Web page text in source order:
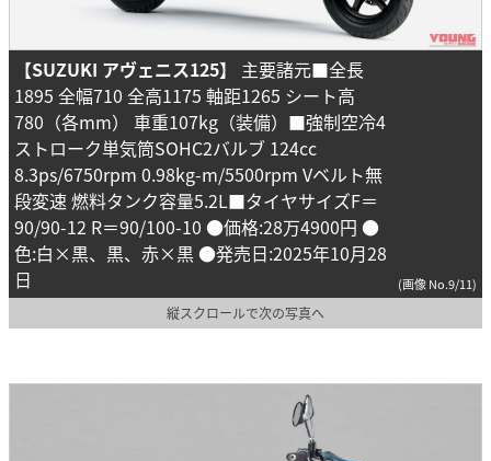
【SUZUKI アヴェニス125】
主要諸元■全長
1895 全幅710 全高1175 軸距1265 シート高
780（各mm） 車重107kg（装備）■強制空冷4
ストローク単気筒SOHC2バルブ 124cc
8.3ps/6750rpm 0.98kg-m/5500rpm Vベルト無
段変速 燃料タンク容量5.2L■タイヤサイズF＝
90/90-12 R＝90/100-10 ●価格:28万4900円 ●
色:白×黒、黒、赤×黒 ●発売日:2025年10月28
日
(画像 No.9/11)
縦スクロールで次の写真へ